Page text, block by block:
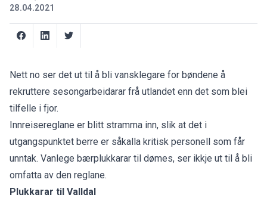
28.04.2021
Nett no ser det ut til å bli vansklegare for bøndene å
rekruttere sesongarbeidarar frå utlandet enn det som blei
tilfelle i fjor.
Innreisereglane er blitt stramma inn, slik at det i
utgangspunktet berre er såkalla kritisk personell som får
unntak. Vanlege bærplukkarar til dømes, ser ikkje ut til å bli
omfatta av den reglane.
Plukkarar til Valldal